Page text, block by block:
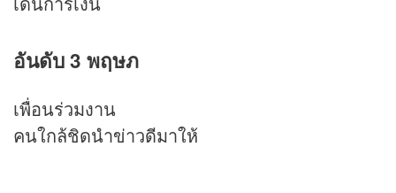
อันดับ 3 พฤษภ
เพื่อนร่วมงาน
คนใกล้ชิดนำข่าวดีมาให้